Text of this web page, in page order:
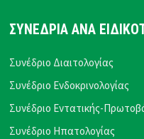
ΣΥΝΕΔΡΙΑ ΑΝΑ
Συνέδριο Διαιτολογίας
Συνέδριο Ενδοκρινολογίας
Συνέδριο Εντατικής-
Συνέδριο Ηπατολογίας